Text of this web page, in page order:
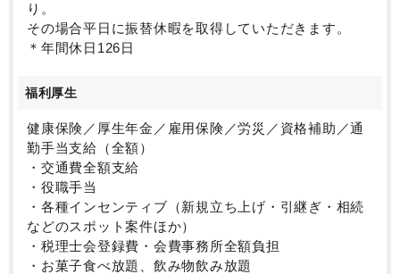
り。
その場合平日に振替休暇を取得していただきます。
＊年間休日126日
福利厚生
健康保険／厚生年金／雇用保険／労災／資格補助／通
勤手当支給（全額）
・交通費全額支給
・役職手当
・各種インセンティブ（新規立ち上げ・引継ぎ・相続
などのスポット案件ほか）
・税理士会登録費・会費事務所全額負担
・お菓子食べ放題、飲み物飲み放題